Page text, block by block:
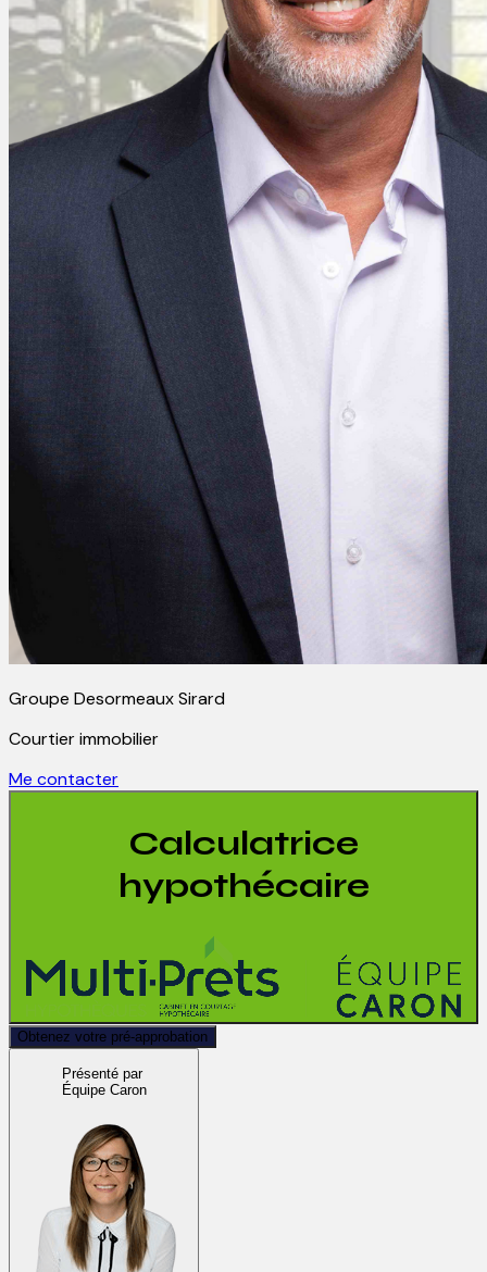
Groupe Desormeaux Sirard
Courtier immobilier
Me contacter
Calculatrice
hypothécaire
Obtenez votre pré-approbation
Présenté par
Équipe Caron